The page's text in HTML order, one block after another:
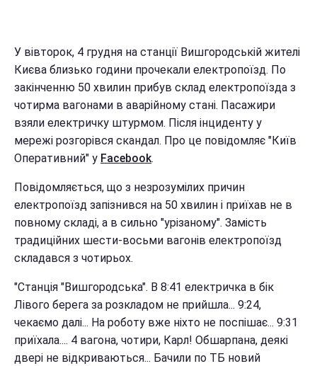
У вівторок, 4 грудня на станції Вишгородській жителі
Києва близько години прочекали електропоїзд. По
закінченню 50 хвилин прибув склад електропоїзда з
чотирма вагонами в аварійному стані. Пасажири
взяли електричку штурмом. Після інциденту у
мережі розгорівся скандал. Про це повідомляє "Київ
Оперативний" у Facebook.
Повідомляється, що з незрозумілих причин
електропоїзд запізнився на 50 хвилин і приїхав не в
повному складі, а в сильно "урізаному". Замість
традиційних шести-восьми вагонів електропоїзд
складався з чотирьох.
"Станція "Вишгородська". В 8:41 електричка в бік
Лівого берега за розкладом не прийшла... 9:24,
чекаємо далі... На роботу вже ніхто не поспішає... 9:31
приїхала.... 4 вагона, чотири, Карл! Обшарпана, деякі
двері не відкриваються... Бачили по ТБ новий